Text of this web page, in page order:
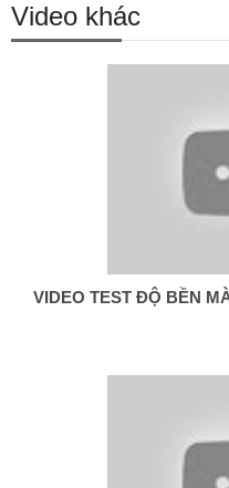
Video khác
VIDEO TEST ĐỘ BỀN